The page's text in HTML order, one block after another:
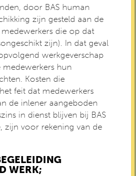
door BAS human
zijn gesteld aan de
die op dat
zijn). In dat geval
werkgeverschap
hun
Kosten die
feit dat medewerkers
de inlener aangeboden
in dienst blijven bij BAS
zijn voor rekening van de
WERK;